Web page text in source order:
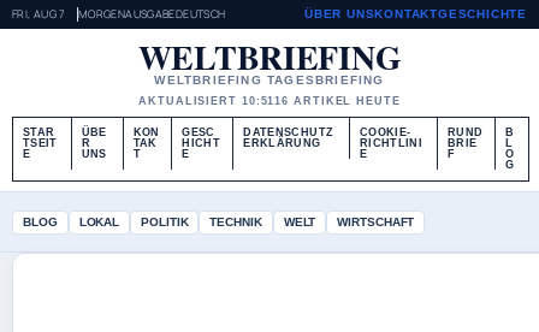
FRI, AUG 7 MORGENAUSGABEDEUTSCH ÜBER UNSKONTAKTGESCHICHTE
WELTBRIEFING
WELTBRIEFING TAGESBRIEFING
AKTUALISIERT 10:5116 ARTIKEL HEUTE
STAR
TSEIT
E
ÜBE
R
UNS
KON
TAK
T
GESC
HICHT
E
DATENSCHUTZ
ERKLÄRUNG
COOKIE-
RICHTLINI
E
RUND
BRIE
F
B
L
O
G
BLOG LOKAL POLITIK TECHNIK WELT WIRTSCHAFT